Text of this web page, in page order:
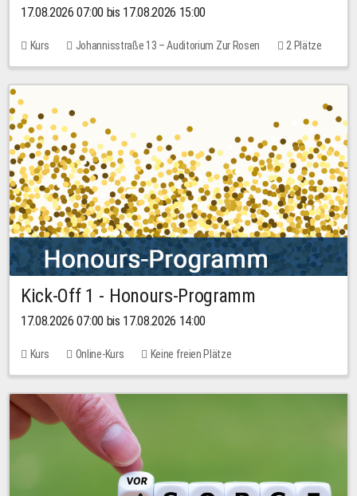
17.08.2026 07:00 bis 17.08.2026 15:00
Kurs Johannisstraße 13 – Auditorium Zur Rosen
2 Plätze
10,00 EUR
Kick-Off 1 - Honours-Programm
17.08.2026 07:00 bis 17.08.2026 14:00
Kurs Online-Kurs Keine freien Plätze